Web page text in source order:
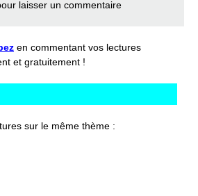
laisser un commentaire
en commentant vos lectures
et gratuitement !
sur le même thème :